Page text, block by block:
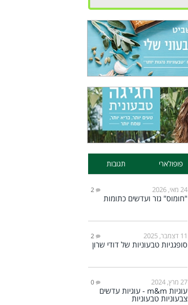
פופולארי תגובות
24 מאי, 2026 2
"חומוס" גזר ועדשים כתומות
11 דצמבר, 2025 2
סופגניות טבעוניות של דודי שרון
27 מרץ, 2024 0
עוגיות m&m - עוגיות עדשים
צבעוניות טבעוניות